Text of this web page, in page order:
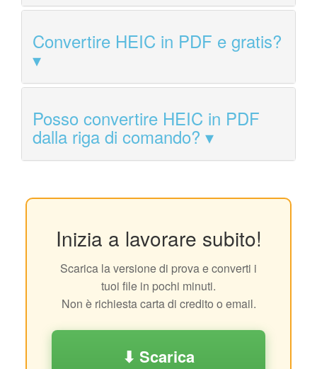
Convertire HEIC in PDF e gratis?
Posso convertire HEIC in PDF
dalla riga di comando?
Inizia a lavorare subito!
Scarica la versione di prova e converti i
tuoi file in pochi minuti.
Non è richiesta carta di credito o email.
⬇ Scarica